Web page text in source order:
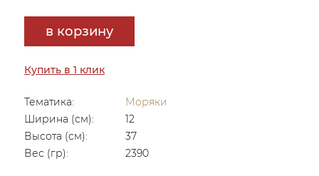
в корзину
Купить в 1 клик
Тематика:
Моряки
Ширина (см):
12
Высота (см):
37
Вес (гр):
2390